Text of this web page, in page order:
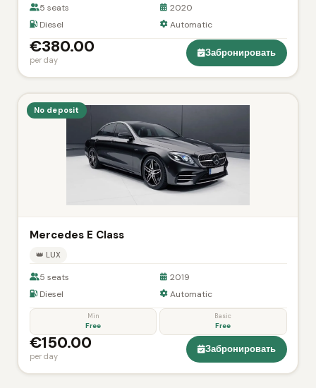
5 seats
2020
Diesel
Automatic
€380.00
per day
Забронировать
No deposit
Mercedes E Class
👑 LUX
5 seats
2019
Diesel
Automatic
Min
Free
Basic
Free
€150.00
per day
Забронировать